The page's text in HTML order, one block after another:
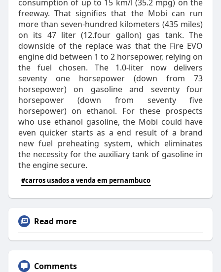
consumption of up to 15 km/l (35.2 mpg) on the
freeway. That signifies that the Mobi can run
more than seven-hundred kilometers (435 miles)
on its 47 liter (12.four gallon) gas tank. The
downside of the replace was that the Fire EVO
engine did between 1 to 2 horsepower, relying on
the fuel chosen. The 1.0-liter now delivers
seventy one horsepower (down from 73
horsepower) on gasoline and seventy four
horsepower (down from seventy five
horsepower) on ethanol. For these prospects
who use ethanol gasoline, the Mobi could have
even quicker starts as a end result of a brand
new fuel preheating system, which eliminates
the necessity for the auxiliary tank of gasoline in
the engine secure.
#carros usados a venda em pernambuco
Read more
Comments